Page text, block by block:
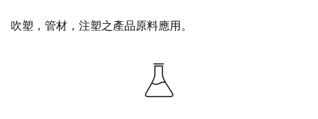
吹塑，管材，注塑之產品原料應用。